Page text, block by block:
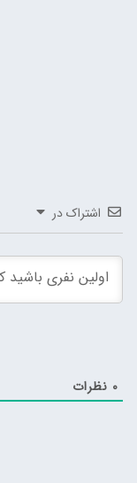
اشتراک در
0 نظرات